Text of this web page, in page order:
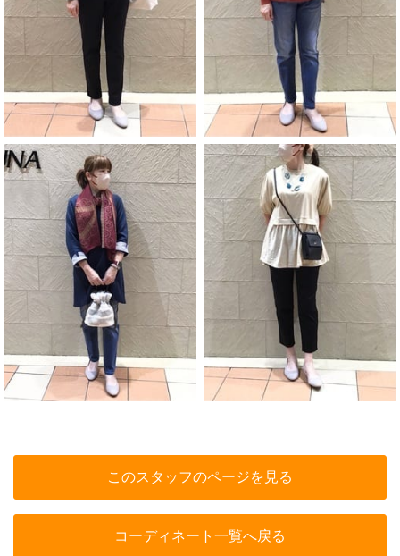
このスタッフのページを見る
コーディネート一覧へ戻る